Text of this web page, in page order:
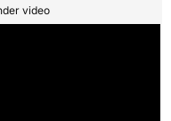
video